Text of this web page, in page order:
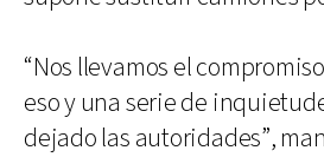
“Nos llevamos el
eso y una serie de
dejado las autoridades”,